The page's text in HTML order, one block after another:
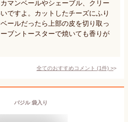
マンベールやシェーブル、クリー
ですよ。カットしたチーズにふり
ールだったら上部の皮を切り取っ
ブントースターで焼いても香りが
全てのおすすめコメント (1件) >
バジル 袋入り